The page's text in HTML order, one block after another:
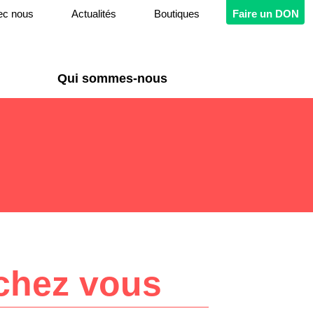
Qui sommes-nous
nous Actualités Boutiques Faire un DON
vous